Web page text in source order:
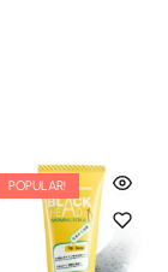
POPULAR!